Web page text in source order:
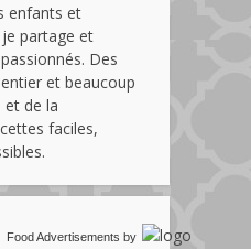
enfants et
partage et
Des
et beaucoup
et de la
faciles,
Food Advertisements by